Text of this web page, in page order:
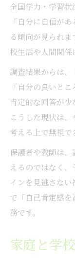
自立力
指導改
全国学力・学習
「自分に自信が
る傾向が見られ
校生活や人間関係
調査結果からは、
「自分の良いと
肯定的な回答が少
こうした現状は
考える上で無視で
保護者や教師は
えるのではなく
インを見逃さな
で「自己肯定感
務です。
家庭と学